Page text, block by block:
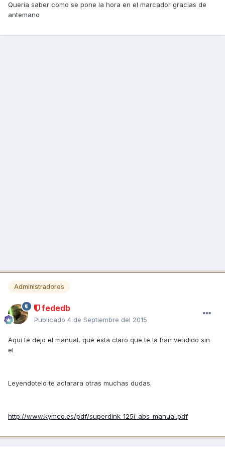
Queria saber como se pone la hora en el marcador gracias de
antemano
Administradores
fededb
Publicado 4 de Septiembre del 2015
Aqui te dejo el manual, que esta claro que te la han vendido sin
el
Leyendotelo te aclarara otras muchas dudas.
http://www.kymco.es/pdf/superdink_125i_abs_manual.pdf